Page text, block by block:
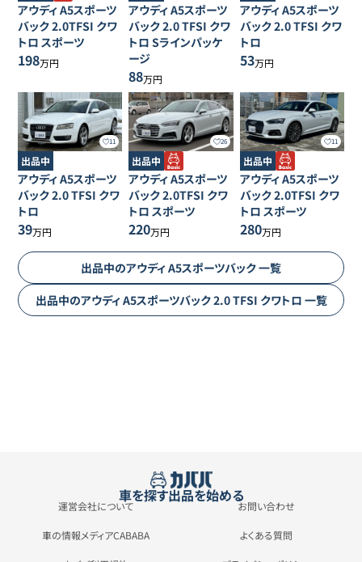
アウディA5スポーツ
バック2.0TFSI クワ
トロ スポーツ
198万円
アウディA5スポーツ
バック2.0 TFSI クワ
トロ Sラインパッケ
ージ
88万円
アウディA5スポーツ
バック2.0 TFSI クワ
トロ
53万円
11
出品中
アウディA5スポーツ
バック2.0 TFSI クワ
トロ
39万円
26
出品中
アウディA5スポーツ
バック2.0TFSI クワ
トロ スポーツ
220万円
11
出品中
アウディA5スポーツ
バック2.0TFSI クワ
トロ スポーツ
280万円
出品中のアウディA5スポーツバック一覧
出品中のアウディA5スポーツバック2.0 TFSI クワトロ 一覧
車を探す出品を始める
運営会社について お問い合わせ
車の情報メディアCABABA よくある質問